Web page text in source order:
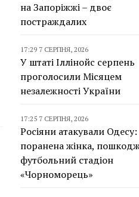
на Запоріжжі – двоє
постраждалих
17:29 7 СЕРПНЯ, 2026
У штаті Іллінойс серпень
проголосили Місяцем
незалежності України
17:25 7 СЕРПНЯ, 2026
Росіяни атакували Одесу:
поранена жінка,
футбольний стадіон
«Чорноморець»